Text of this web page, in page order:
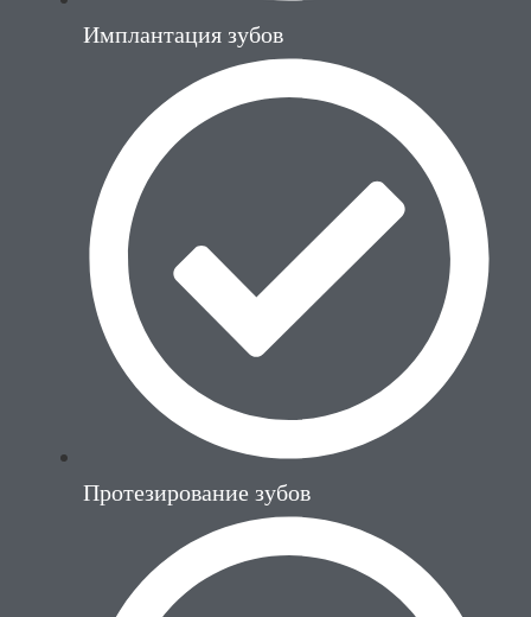
Имплантация зубов
Протезирование зубов